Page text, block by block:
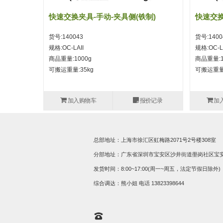
快速交换夹具-手动-夹具侧(铁制)
货号:140043
规格:OC-LAII
商品重量:1000g
可搬运重量:35kg
加入购物车 报价记录
快速交
货号
规格:OC-
商品重量
可搬运重
加
总部地址：上海市徐汇区虹梅路2071号2号楼308室
分部地址：广东省深圳市宝安区沙井街道壆岗社区宝
发货时间：8:00~17:00(周一~周五，法定节假日除外)
综合调达：熊小姐 电话13823398644